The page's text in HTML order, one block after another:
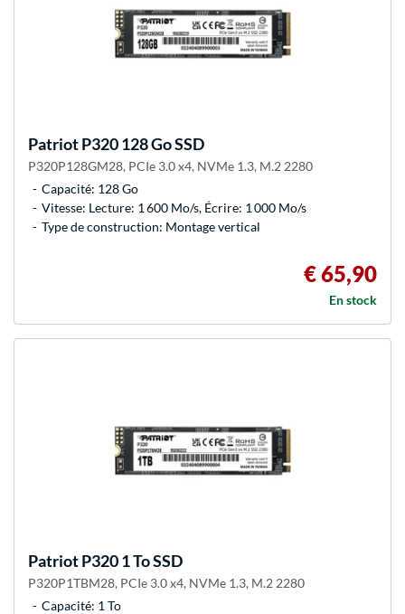
PatriotP320 128 Go SSD
P320P128GM28, PCIe 3.0 x4, NVMe 1.3, M.2 2280
Capacité: 128 Go
Vitesse: Lecture: 1 600 Mo/s, Écrire: 1 000 Mo/s
Type de construction: Montage vertical
€ 65,90
En stock
PatriotP320 1 To SSD
P320P1TBM28, PCIe 3.0 x4, NVMe 1.3, M.2 2280
Capacité: 1 To